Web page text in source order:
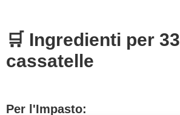
🛒 Ingredienti per 33
cassatelle
Per l'Impasto: